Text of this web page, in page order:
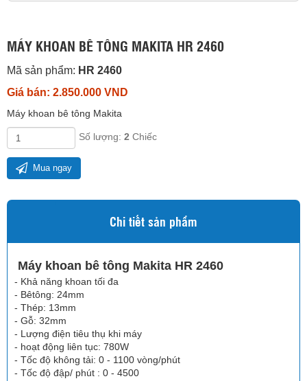
MÁY KHOAN BÊ TÔNG MAKITA HR 2460
Mã sản phẩm: HR 2460
Giá bán: 2.850.000 VND
Máy khoan bê tông Makita
Số lượng: 2 Chiếc
Mua ngay
Chi tiết sản phẩm
Máy khoan bê tông Makita HR 2460
- Khả năng khoan tối đa
- Bêtông: 24mm
- Thép: 13mm
- Gỗ: 32mm
- Lượng điện tiêu thụ khi máy
- hoạt động liên tục: 780W
- Tốc độ không tải: 0 - 1100 vòng/phút
- Tốc độ đập/ phút : 0 - 4500